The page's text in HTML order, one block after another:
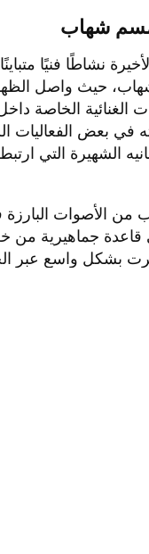
شهاب
نشاطًا فنيًا
حيث واصل
الغنائية الخاصة
في بعض الفعاليات
الشهيرة التي
الأصوات البارزة
قاعدة جماهيرية
بشكل واسع عبر